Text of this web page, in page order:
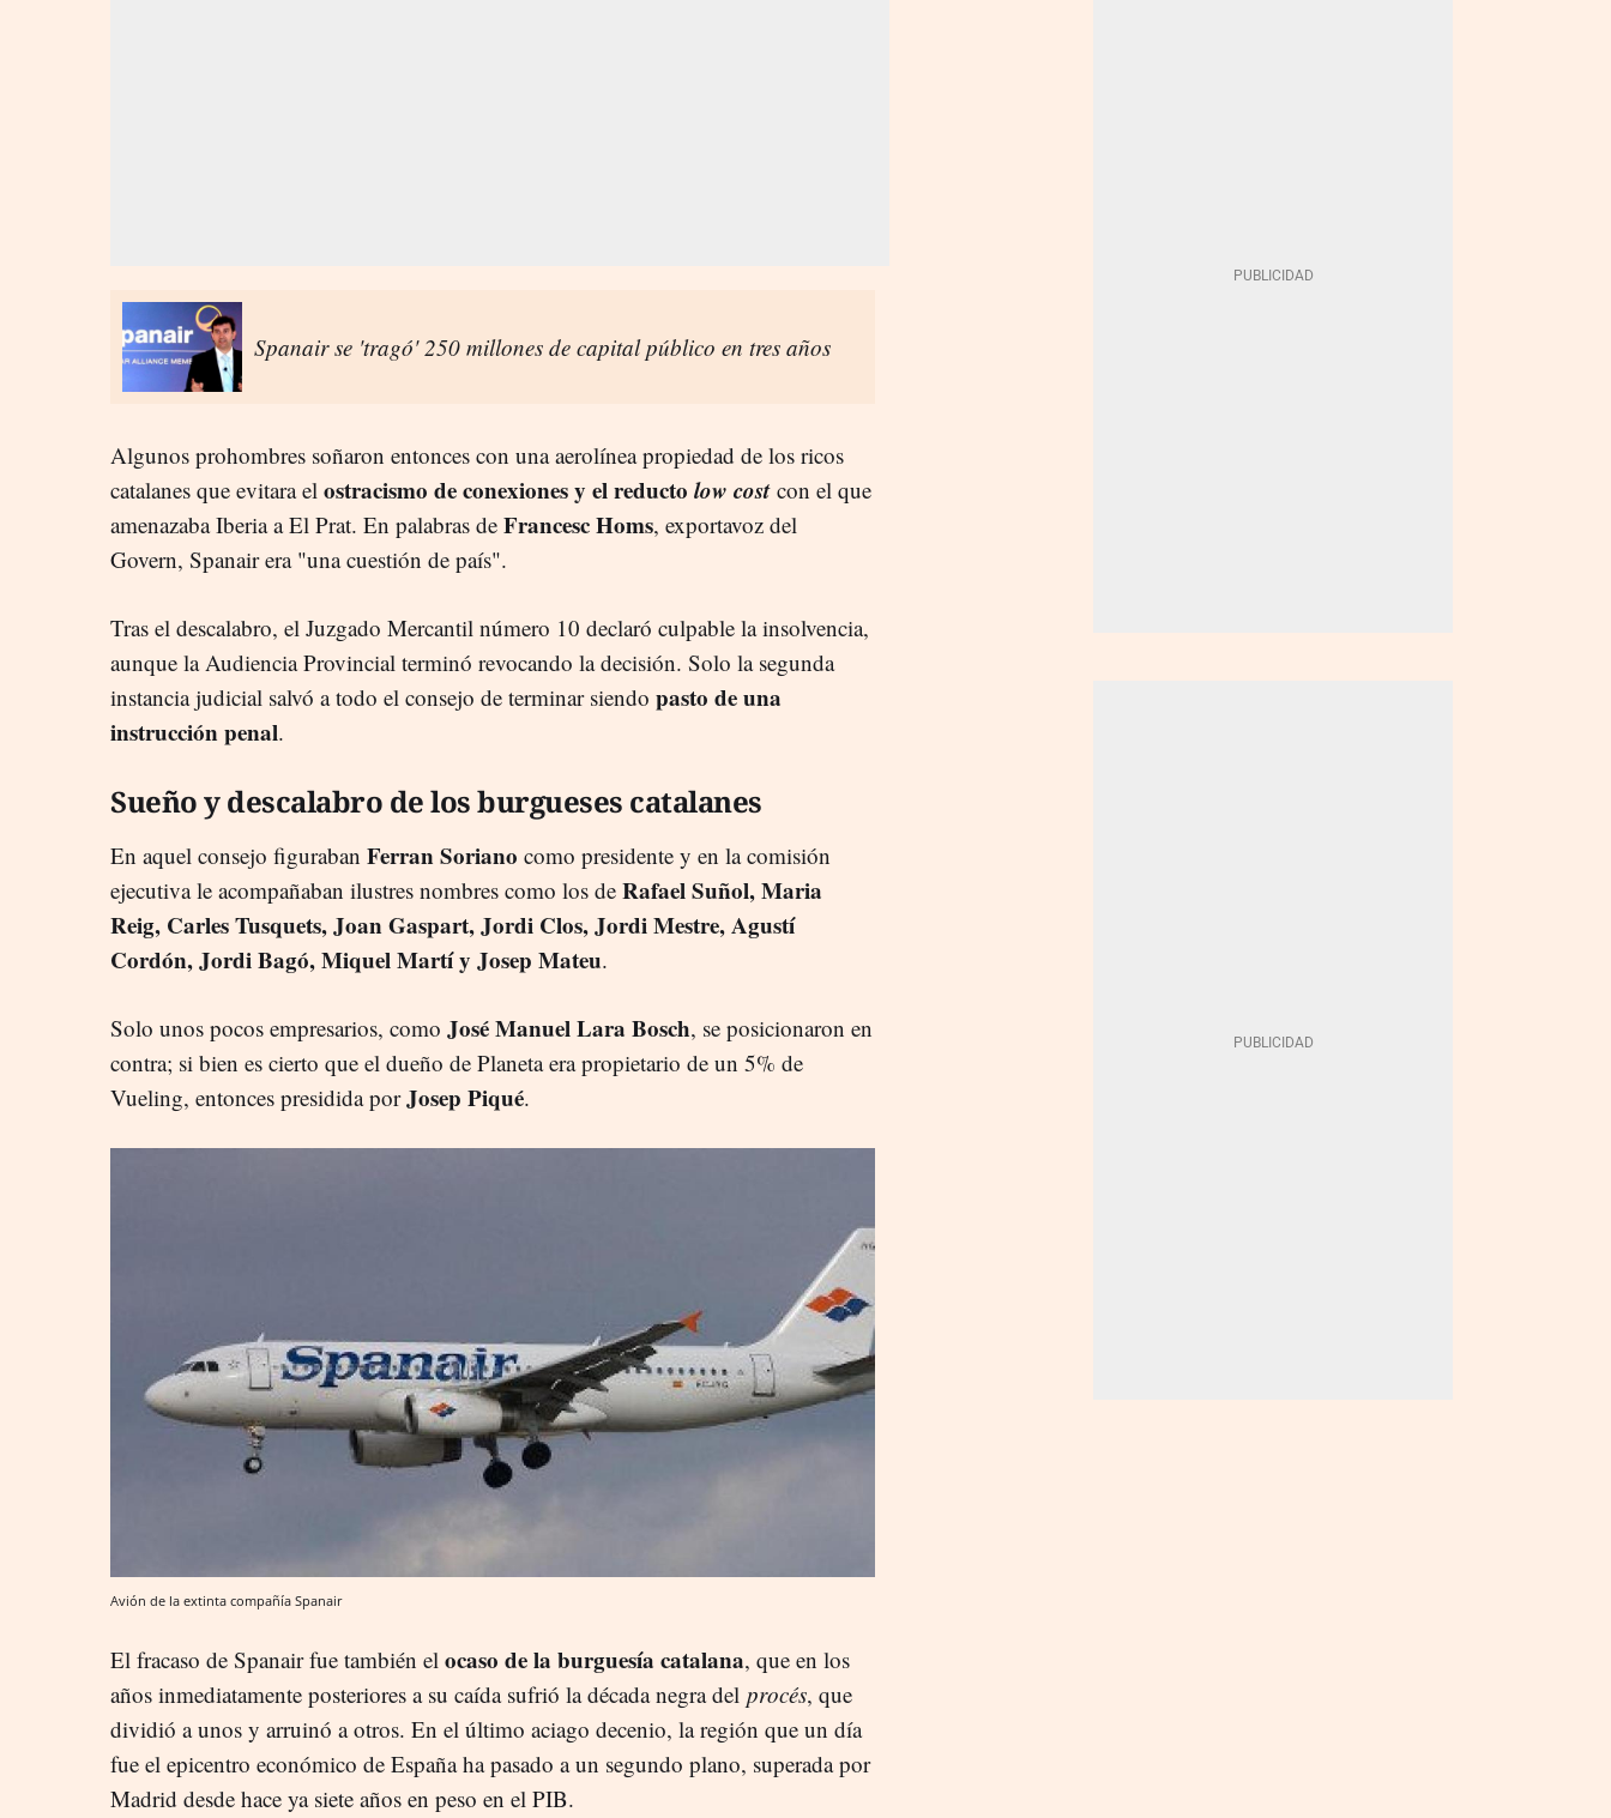
Spanair se 'tragó' 250 millones de capital público en tres años
Algunos prohombres soñaron entonces con una aerolínea propiedad de los ricos
catalanes que evitara el ostracismo de conexiones y el reducto low costcon el que
amenazaba Iberia a El Prat. En palabras de Francesc Homs, exportavoz del
Govern, Spanair era "una cuestión de país".
Tras el descalabro, el Juzgado Mercantil número 10 declaró culpable la insolvencia,
aunque la Audiencia Provincial terminó revocando la decisión. Solo la segunda
instancia judicial salvó a todo el consejo de terminar siendo pasto de una
instrucción penal.
Sueño y descalabro de los burgueses catalanes
En aquel consejo figuraban Ferran Soriano como presidente y en la comisión
ejecutiva le acompañaban ilustres nombres como los de Rafael Suñol, Maria
Reig, Carles Tusquets, Joan Gaspart, Jordi Clos, Jordi Mestre, Agustí
Cordón, Jordi Bagó, Miquel Martí y Josep Mateu.
Solo unos pocos empresarios, como José Manuel Lara Bosch, se posicionaron en
contra; si bien es cierto que el dueño de Planeta era propietario de un 5% de
Vueling, entonces presidida porJosep Piqué.
Avión de la extinta compañía Spanair
El fracaso de Spanair fue también el ocaso de la burguesía catalana, que en los
años inmediatamente posteriores a su caída sufrió la década negra del procés, que
dividió a unos y arruinó a otros. En el último aciago decenio, la región que un día
fue el epicentro económico de España ha pasado a un segundo plano, superada por
Madrid desde hace ya siete años en peso en el PIB.